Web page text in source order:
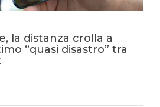
la distanza crolla a
“quasi disastro” tra